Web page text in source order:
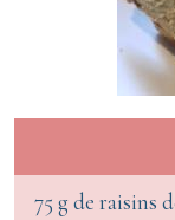
75 g de raisins